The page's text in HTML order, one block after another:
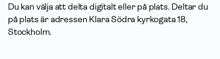
Du kan välja att delta digitalt eller på plats. Deltar du
på plats är adressen Klara Södra kyrkogata 18,
Stockholm.